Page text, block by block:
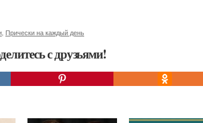
Прически на каждый день
с друзьями!